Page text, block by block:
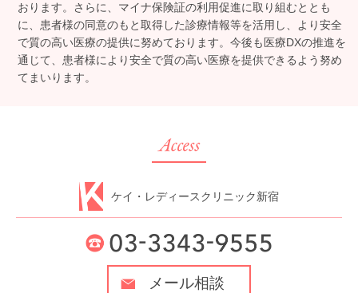
おります。さらに、マイナ保険証の利用促進に取り組むととも
に、患者様の同意のもと取得した診療情報等を活用し、より安全
で質の高い医療の提供に努めております。今後も医療DXの推進を
通じて、患者様により安全で質の高い医療を提供できるよう努め
てまいります。
ケイ・レディースクリニック新宿
メール相談